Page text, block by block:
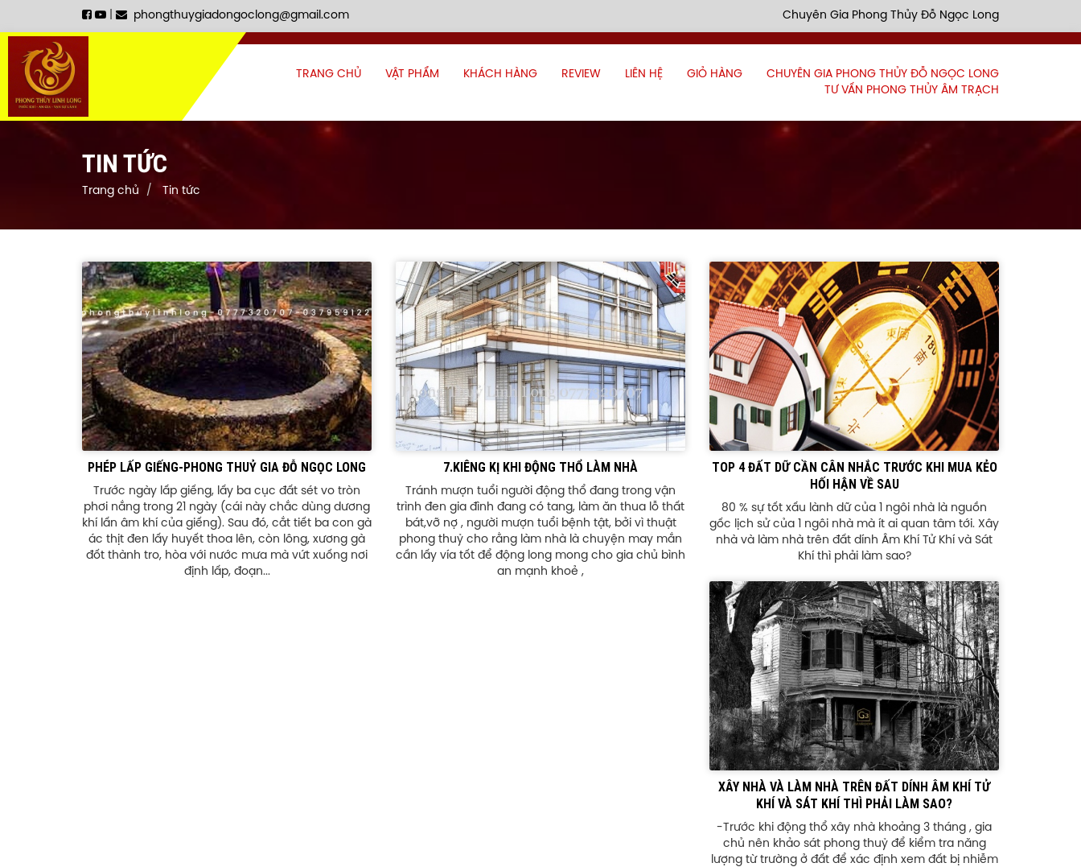
phongthuygiadongoclong@gmail.com Chuyên Gia Phong Thủy Đỗ Ngọc Long
TRANG CHỦ VẬT PHẨM KHÁCH HÀNG REVIEW LIÊN HỆ GIỎ HÀNG
CHUYÊN GIA PHONG THỦY ĐỖ NGỌC LONG
TƯ VẤN PHONG THỦY ÂM TRẠCH
TIN TỨC
Trang chủ Tin tức
PHÉP LẤP GIẾNG-PHONG THUỶ GIA ĐỖ NGỌC LONG
Trước ngày lấp giếng, lấy ba cục đất sét vo tròn
phơi nắng trong 21 ngày (cái này chắc dùng dương
khí lấn âm khí của giếng). Sau đó, cắt tiết ba con gà
ác thịt đen lấy huyết thoa lên, còn lông, xương gà
đốt thành tro, hòa với nước mưa mà vứt xuống nơi
định lấp, đoạn...
7.KIÊNG KỊ KHI ĐỘNG THỔ LÀM NHÀ
Tránh mượn tuổi người động thổ đang trong vận
trình đen gia đình đang có tang, làm ăn thua lỗ thất
bát,vỡ nợ , người mượn tuổi bệnh tật, bởi vì thuật
phong thuỷ cho rằng làm nhà là chuyện may mắn
cần lấy vía tốt để động long mong cho gia chủ bình
an mạnh khoẻ ,
TOP 4 ĐẤT DỮ CẦN CÂN NHẮC TRƯỚC KHI MUA KẺO
HỐI HẬN VỀ SAU
80 % sự tốt xấu lành dữ của 1 ngôi nhà là nguồn
gốc lịch sử của 1 ngôi nhà mà ít ai quan tâm tới. Xây
nhà và làm nhà trên đất dính Âm Khí Tử Khí và Sát
Khí thì phải làm sao?
XÂY NHÀ VÀ LÀM NHÀ TRÊN ĐẤT DÍNH ÂM KHÍ TỬ
KHÍ VÀ SÁT KHÍ THÌ PHẢI LÀM SAO?
-Trước khi động thổ xây nhà khoảng 3 tháng , gia
chủ nên khảo sát phong thuỷ để kiểm tra năng
lượng từ trường ở đất để xác định xem đất bị nhiễm